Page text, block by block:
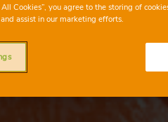
Cookies”, you agree to the storing of
assist in our marketing efforts.